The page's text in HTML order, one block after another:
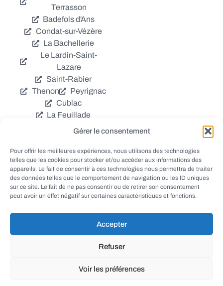
Gérer le consentement
Pour offrir les meilleures expériences, nous utilisons des technologies
telles que les cookies pour stocker et/ou accéder aux informations des
appareils. Le fait de consentir à ces technologies nous permettra de traiter
des données telles que le comportement de navigation ou les ID uniques
sur ce site. Le fait de ne pas consentir ou de retirer son consentement
peut avoir un effet négatif sur certaines caractéristiques et fonctions.
Accepter
Refuser
Voir les préférences
Terrasson
Badefols d'Ans
Condat-sur-Vézère
La Bachellerie
Le Lardin-Saint-
Lazare
Saint-Rabier
Thenon
Peyrignac
Cublac
La Feuillade
Chavagnac
Coly
Grèzes
Aubas
Villac
Azerat
Ladornac
Tourtoirac